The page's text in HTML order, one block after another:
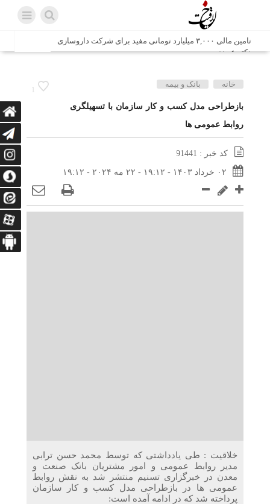
تامین مالی ۳,۰۰۰ میلیارد تومانی مفید برای شرکت داروسازی
دکتر عبیدی
شش وزیر کابینه پاکستان با حضور در سفارت ایران در اسلام
اتابک: ظرفیت های جدید همکاری‌های تجاری ایران و پاکستان با
محوریت بخش خصوصی فعال می‌شود
در مسیر جا‌مانده‌ها، دل‌ها به کربلا رسیده است
وزیر صمت خواستار پیگیری کانتینرهای ایرانی در بندر کراچی
شد / تجارت ۱۰ میلیارد دلاری ایران و پاکستان
1
خانه بانک و بیمه
بازطراحی مدل کسب و کار سازمان با تسهیلگری
روابط عمومی ها
کد خبر : 91441
۰۲ خرداد ۱۴۰۳ - ۱۹:۱۲ - ۲۲ مه ۲۰۲۴ - ۱۹:۱۲
خلاقیت : طی یادداشتی که توسط محمد حسن ترابی
مدیر روابط عمومی و امور مشتریان بانک صنعت و
معدن در خبرگزاری تسنیم منتشر شد به نقش روابط
عمومی ها در بازطراحی مدل کسب و کار سازمان
پرداخته شد که در ادامه آمده است: